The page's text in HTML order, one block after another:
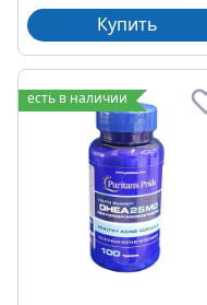
Купить
есть в наличии